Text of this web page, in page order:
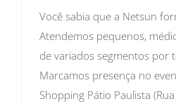
Você sabia que a Netsun
Atendemos pequenos,
de variados segmentos por
Marcamos presença no
Shopping Pátio Paulista